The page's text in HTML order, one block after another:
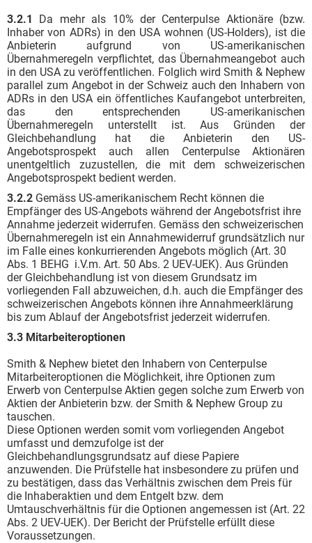
3.2.1
Da mehr als 10% der Centerpulse Aktionäre (bzw.
Inhaber von ADRs) in den USA wohnen (US-Holders), ist die
Anbieterin aufgrund von US-amerikanischen
Übernahmeregeln verpflichtet, das Übernahmeangebot auch
in den USA zu veröffentlichen. Folglich wird Smith & Nephew
parallel zum Angebot in der Schweiz auch den Inhabern von
ADRs in den USA ein öffentliches Kaufangebot unterbreiten,
das den entsprechenden US-amerikanischen
Übernahmeregeln unterstellt ist. Aus Gründen der
Gleichbehandlung hat die Anbieterin den US-
Angebotsprospekt auch allen Centerpulse Aktionären
unentgeltlich zuzustellen, die mit dem schweizerischen
Angebotsprospekt bedient werden.
3.2.2 Gemäss US-amerikanischem Recht können die
Empfänger des US-Angebots während der Angebotsfrist ihre
Annahme jederzeit widerrufen. Gemäss den schweizerischen
Übernahmeregeln ist ein Annahmewiderruf grundsätzlich nur
im Falle eines konkurrierenden Angebots möglich (Art. 30
Abs. 1 BEHG i.V.m. Art. 50 Abs. 2 UEV-UEK). Aus Gründen
der Gleichbehandlung ist von diesem Grundsatz im
vorliegenden Fall abzuweichen, d.h. auch die Empfänger des
schweizerischen Angebots können ihre Annahmeerklärung
bis zum Ablauf der Angebotsfrist jederzeit widerrufen.
3.3 Mitarbeiteroptionen
Smith & Nephew bietet den Inhabern von Centerpulse
Mitarbeiteroptionen die Möglichkeit, ihre Optionen zum
Erwerb von Centerpulse Aktien gegen solche zum Erwerb von
Aktien der Anbieterin bzw. der Smith & Nephew Group zu
tauschen.
Diese Optionen werden somit vom vorliegenden Angebot
umfasst und demzufolge ist der
Gleichbehandlungsgrundsatz auf diese Papiere
anzuwenden. Die Prüfstelle hat insbesondere zu prüfen und
zu bestätigen, dass das Verhältnis zwischen dem Preis für
die Inhaberaktien und dem Entgelt bzw. dem
Umtauschverhältnis für die Optionen angemessen ist (Art. 22
Abs. 2 UEV-UEK). Der Bericht der Prüfstelle erfüllt diese
Voraussetzungen.